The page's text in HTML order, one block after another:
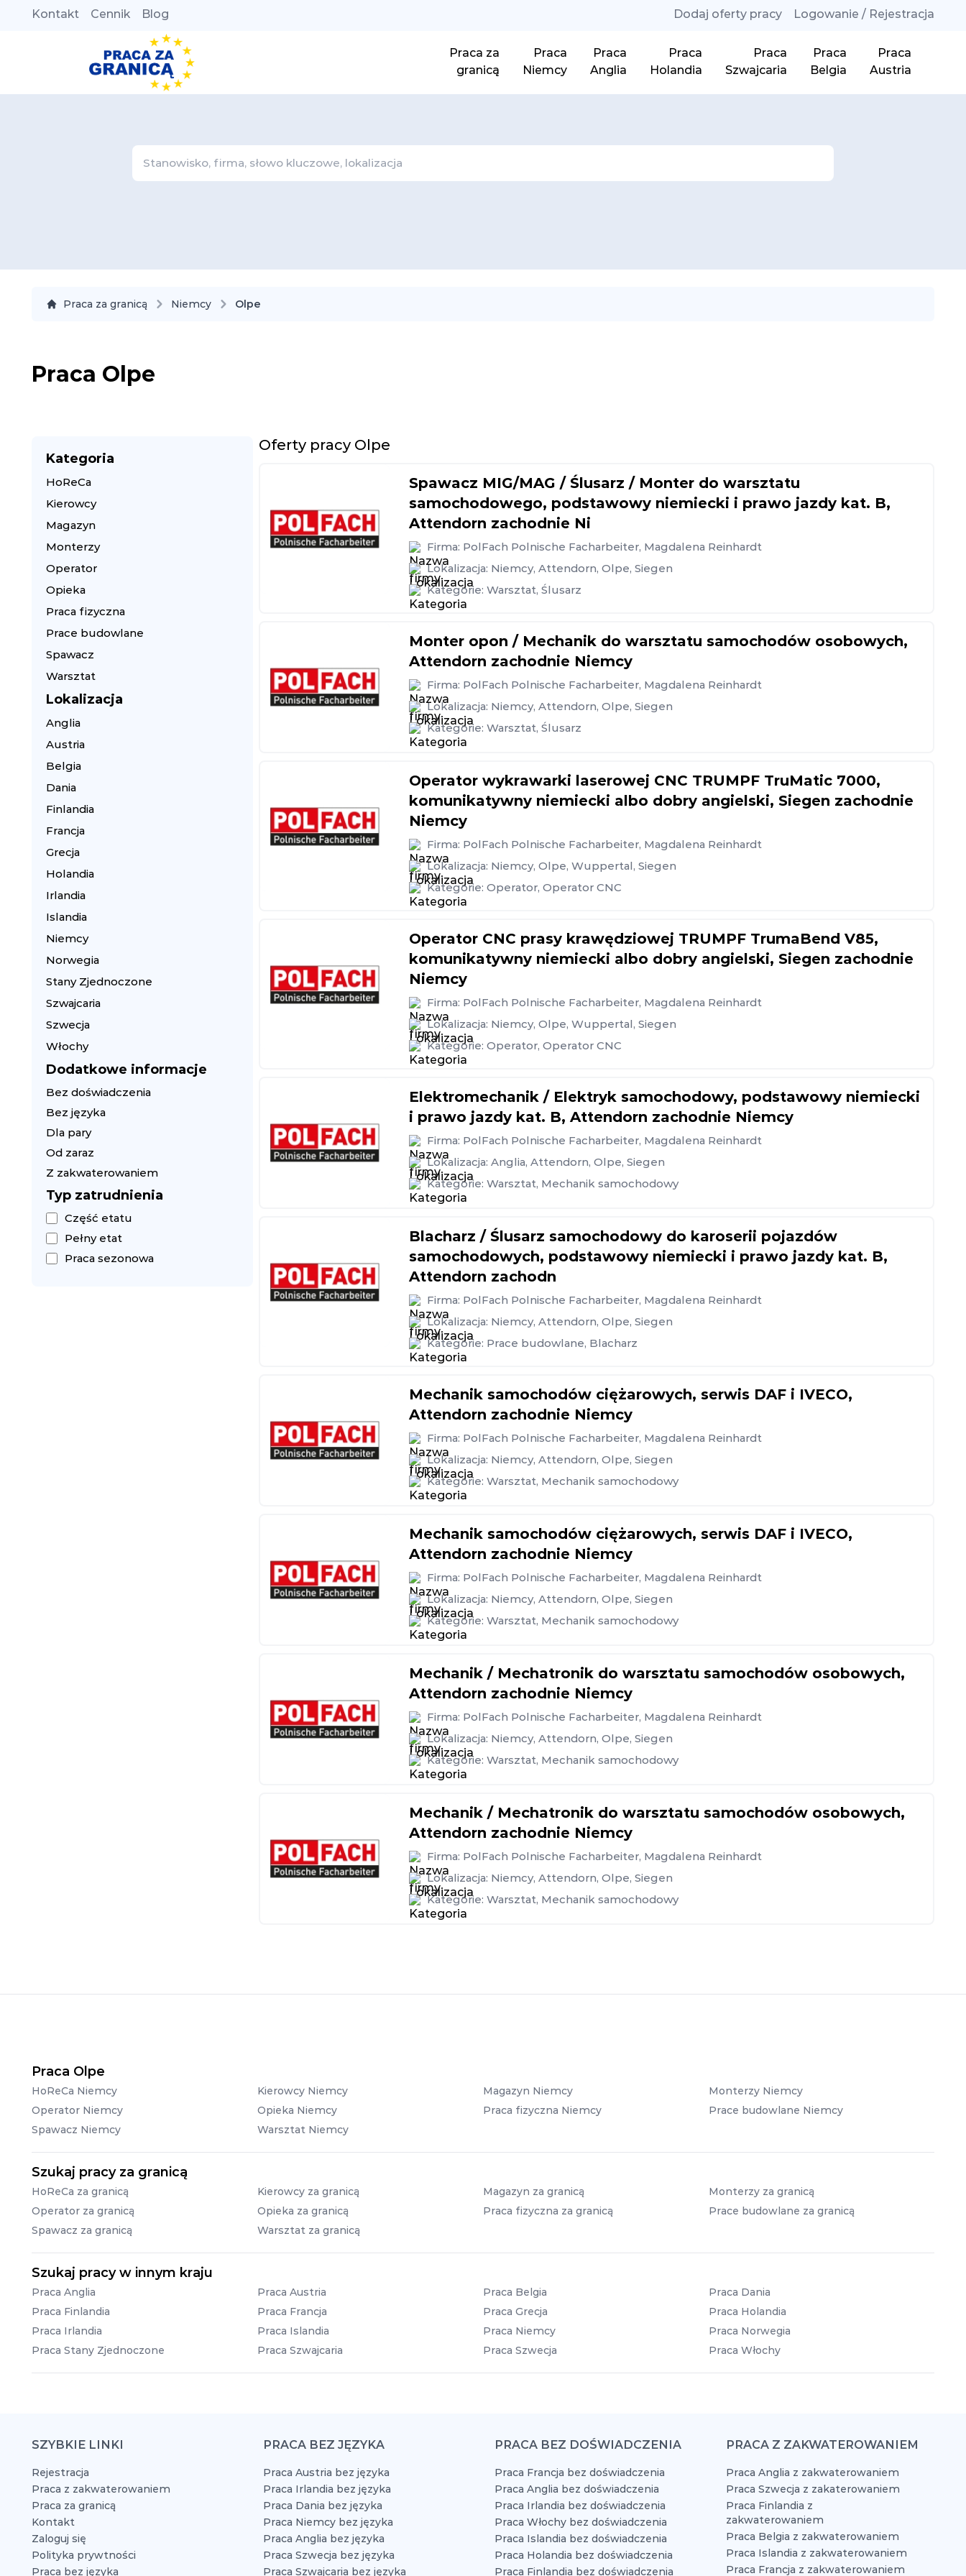
Kontakt Cennik Blog Dodaj oferty pracy Logowanie / Rejestracja
Praca za
granicą
Praca
Niemcy
Praca
Anglia
Praca
Holandia
Praca
Szwajcaria
Praca
Belgia
Praca
Austria
Praca za granicą Niemcy Olpe
Praca Olpe
Kategoria
HoReCa
Kierowcy
Magazyn
Monterzy
Operator
Opieka
Praca fizyczna
Prace budowlane
Spawacz
Warsztat
Lokalizacja
Anglia
Austria
Belgia
Dania
Finlandia
Francja
Grecja
Holandia
Irlandia
Islandia
Niemcy
Norwegia
Stany Zjednoczone
Szwajcaria
Szwecja
Włochy
Dodatkowe informacje
Bez doświadczenia
Bez języka
Dla pary
Od zaraz
Z zakwaterowaniem
Typ zatrudnienia
Część etatu
Pełny etat
Praca sezonowa
Oferty pracy Olpe
Spawacz MIG/MAG / Ślusarz / Monter do warsztatu
samochodowego, podstawowy niemiecki i prawo jazdy kat. B,
Attendorn zachodnie Ni
Firma: PolFach Polnische Facharbeiter, Magdalena Reinhardt
Lokalizacja: Niemcy, Attendorn, Olpe, Siegen
Kategorie: Warsztat, Ślusarz
Monter opon / Mechanik do warsztatu samochodów osobowych,
Attendorn zachodnie Niemcy
Firma: PolFach Polnische Facharbeiter, Magdalena Reinhardt
Lokalizacja: Niemcy, Attendorn, Olpe, Siegen
Kategorie: Warsztat, Ślusarz
Operator wykrawarki laserowej CNC TRUMPF TruMatic 7000,
komunikatywny niemiecki albo dobry angielski, Siegen zachodnie
Niemcy
Firma: PolFach Polnische Facharbeiter, Magdalena Reinhardt
Lokalizacja: Niemcy, Olpe, Wuppertal, Siegen
Kategorie: Operator, Operator CNC
Operator CNC prasy krawędziowej TRUMPF TrumaBend V85,
komunikatywny niemiecki albo dobry angielski, Siegen zachodnie
Niemcy
Firma: PolFach Polnische Facharbeiter, Magdalena Reinhardt
Lokalizacja: Niemcy, Olpe, Wuppertal, Siegen
Kategorie: Operator, Operator CNC
Elektromechanik / Elektryk samochodowy, podstawowy niemiecki
i prawo jazdy kat. B, Attendorn zachodnie Niemcy
Firma: PolFach Polnische Facharbeiter, Magdalena Reinhardt
Lokalizacja: Anglia, Attendorn, Olpe, Siegen
Kategorie: Warsztat, Mechanik samochodowy
Blacharz / Ślusarz samochodowy do karoserii pojazdów
samochodowych, podstawowy niemiecki i prawo jazdy kat. B,
Attendorn zachodn
Firma: PolFach Polnische Facharbeiter, Magdalena Reinhardt
Lokalizacja: Niemcy, Attendorn, Olpe, Siegen
Kategorie: Prace budowlane, Blacharz
Mechanik samochodów ciężarowych, serwis DAF i IVECO,
Attendorn zachodnie Niemcy
Firma: PolFach Polnische Facharbeiter, Magdalena Reinhardt
Lokalizacja: Niemcy, Attendorn, Olpe, Siegen
Kategorie: Warsztat, Mechanik samochodowy
Mechanik samochodów ciężarowych, serwis DAF i IVECO,
Attendorn zachodnie Niemcy
Firma: PolFach Polnische Facharbeiter, Magdalena Reinhardt
Lokalizacja: Niemcy, Attendorn, Olpe, Siegen
Kategorie: Warsztat, Mechanik samochodowy
Mechanik / Mechatronik do warsztatu samochodów osobowych,
Attendorn zachodnie Niemcy
Firma: PolFach Polnische Facharbeiter, Magdalena Reinhardt
Lokalizacja: Niemcy, Attendorn, Olpe, Siegen
Kategorie: Warsztat, Mechanik samochodowy
Mechanik / Mechatronik do warsztatu samochodów osobowych,
Attendorn zachodnie Niemcy
Firma: PolFach Polnische Facharbeiter, Magdalena Reinhardt
Lokalizacja: Niemcy, Attendorn, Olpe, Siegen
Kategorie: Warsztat, Mechanik samochodowy
Praca Olpe
HoReCa Niemcy Kierowcy Niemcy Magazyn Niemcy
Monterzy Niemcy
Operator Niemcy
Opieka Niemcy Praca fizyczna Niemcy
Prace budowlane Niemcy
Spawacz Niemcy
Warsztat Niemcy
Szukaj pracy za granicą
HoReCa za granicą Kierowcy za granicą Magazyn za granicą
Monterzy za granicą
Operator za granicą
Opieka za granicą Praca fizyczna za granicą
Prace budowlane za granicą
Spawacz za granicą
Warsztat za granicą
Szukaj pracy w innym kraju
Praca Anglia Praca Austria Praca Belgia
Praca Dania
Praca Finlandia
Praca Francja Praca Grecja
Praca Holandia
Praca Irlandia
Praca Islandia Praca Niemcy
Praca Norwegia
Praca Stany Zjednoczone
Praca Szwajcaria Praca Szwecja Praca Włochy
SZYBKIE LINKI
Rejestracja
Praca z zakwaterowaniem
Praca za granicą
Kontakt
Zaloguj się
Polityka prywtności
Praca bez języka
PRACA BEZ JĘZYKA
Praca Austria bez języka
Praca Irlandia bez języka
Praca Dania bez języka
Praca Niemcy bez języka
Praca Anglia bez języka
Praca Szwecja bez języka
Praca Szwajcaria bez języka
PRACA BEZ DOŚWIADCZENIA
Praca Francja bez doświadczenia
Praca Anglia bez doświadczenia
Praca Irlandia bez doświadczenia
Praca Włochy bez doświadczenia
Praca Islandia bez doświadczenia
Praca Holandia bez doświadczenia
Praca Finlandia bez doświadczenia
PRACA Z ZAKWATEROWANIEM
Praca Anglia z zakwaterowaniem
Praca Szwecja z zakaterowaniem
Praca Finlandia z
zakwaterowaniem
Praca Belgia z zakwaterowaniem
Praca Islandia z zakwaterowaniem
Praca Francja z zakwaterowaniem